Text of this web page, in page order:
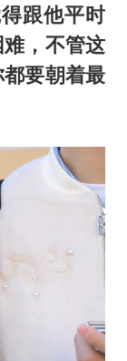
跟他平时
，不管这
要朝着最